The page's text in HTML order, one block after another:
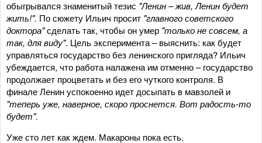
обыгрывался знаменитый тезис "Ленин – жив, Ленин будет
жить!". По сюжету Ильич просит "главного советского
доктора"сделать так, чтобы он умер "только не совсем, а
так, для виду". Цель эксперимента – выяснить: как будет
управляться государство без ленинского пригляда? Ильич
убеждается, что работа налажена им отменно – государство
продолжает процветать и без его чуткого контроля. В
финале Ленин успокоенно идет досыпать в мавзолей и
"теперь уже, наверное, скоро проснется. Вот радость-то
будет".
Уже сто лет как ждем. Макароны пока есть.